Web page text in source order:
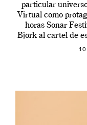
particular
Virtual como
horas Sonar
Björk al cartel de
en una de las